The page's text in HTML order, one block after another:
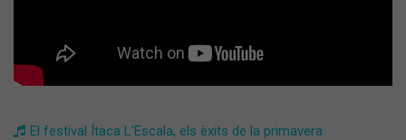
El festival Ítaca L'Escala, els èxits de la primavera